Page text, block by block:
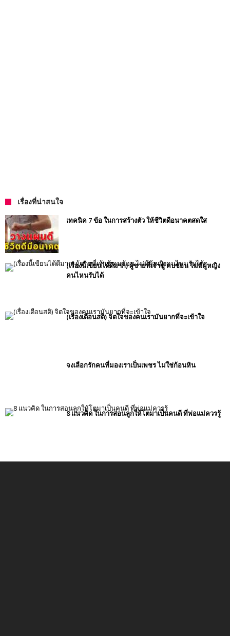
เรื่องที่น่าสนใจ
เทคนิค 7 ข้อ ในการสร้างตัว ให้ชีวิตดีอนาคตสดใส
(เรื่องนี้เขียนได้ดีมาก) ผู้ชายที่เจ้าชู้ คบซ้อน ไม่มีผู้หญิง
คนไหนรับได้
(เรื่องเตือนสติ) จิตใจของคนเรามันยากที่จะเข้าใจ
จงเลือกรักคนที่มองเราเป็นเพชร ไม่ใช่ก้อนหิน
8 แนวคิด ในการสอนลูกให้โตมาเป็นคนดี ที่พ่อแม่ควรรู้